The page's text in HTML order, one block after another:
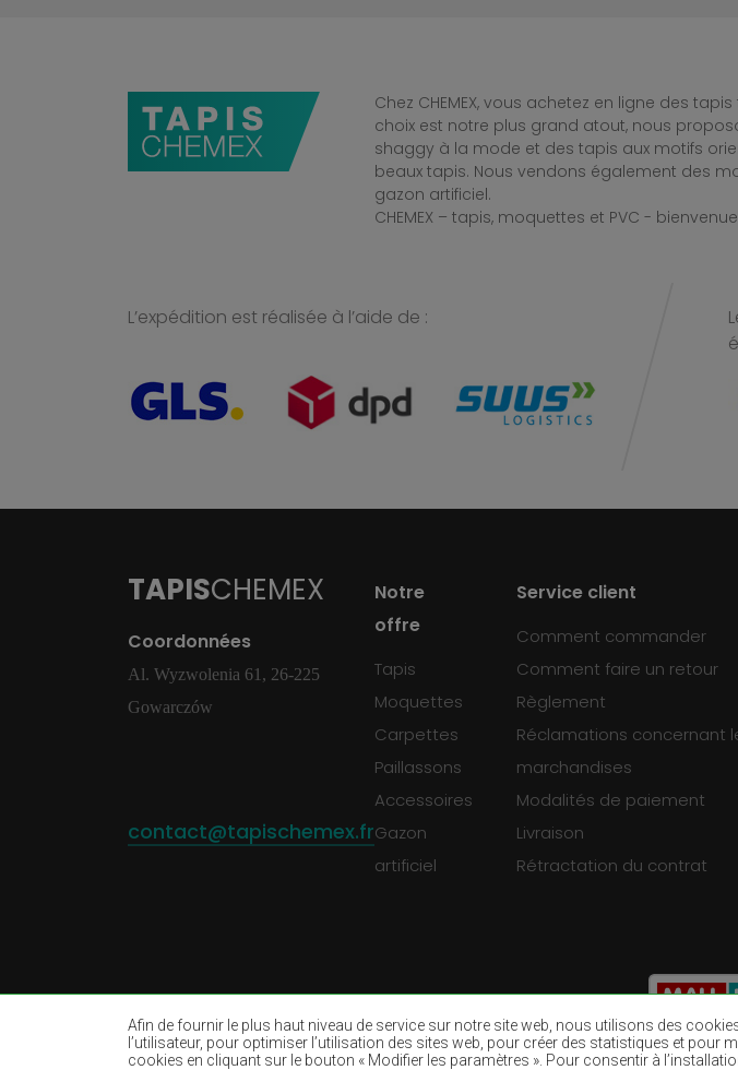
Afin de fournir le plus haut niveau de service sur notre site web, nous utilisons des
l’utilisateur, pour optimiser l’utilisation des sites web, pour créer des statistiques et
cookies en cliquant sur le bouton « Modifier les paramètres ». Pour consentir à
Chez CHEMEX, vous achetez en ligne des
choix est notre plus grand atout, nous
shaggy à la mode et des tapis aux motifs
beaux tapis. Nous vendons également des
gazon artificiel.
CHEMEX – tapis, moquettes et PVC -
L’expédition est réalisée à l’aide de :
TAPISCHEMEX
Coordonnées
Al. Wyzwolenia 61, 26-225
Gowarczów
contact@tapischemex.fr
Notre
offre
Tapis
Moquettes
Carpettes
Paillassons
Accessoires
Gazon
artificiel
Service client
Comment commander
Comment faire un retour
Règlement
Réclamations concernant
marchandises
Modalités de paiement
Livraison
Rétractation du contrat